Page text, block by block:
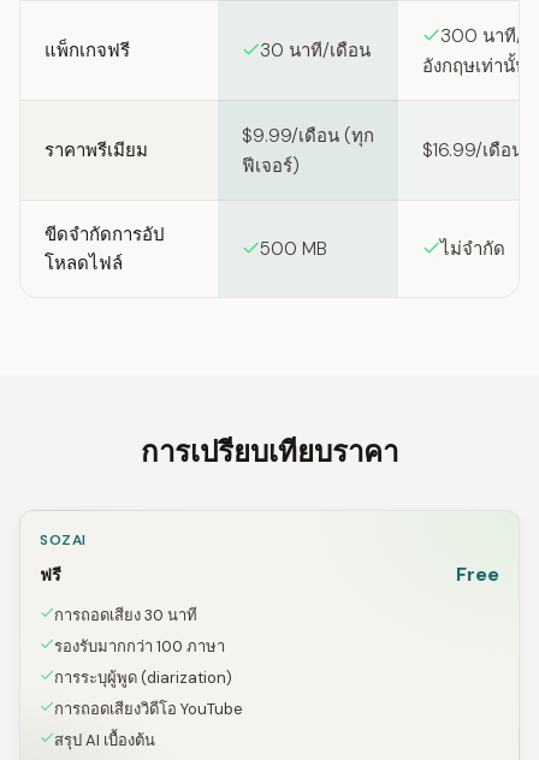
แพ็กเกจฟรี 30 นาที/เดือน
300 นาที/เ
อังกฤษเท่านั้น)
ราคาพรีเมียม
$9.99/เดือน (ทุก
ฟีเจอร์)
$16.99/เดือน
ขีดจำกัดการอัป
โหลดไฟล์
500 MB ไม่จำกัด
การเปรียบเทียบราคา
SOZAI
ฟรี Free
การถอดเสียง 30 นาที
รองรับมากกว่า 100 ภาษา
การระบุผู้พูด (diarization)
การถอดเสียงวิดีโอ YouTube
สรุป AI เบื้องต้น